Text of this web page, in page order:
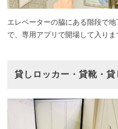
エレベーターの脇にある階段で
で、専用アプリで開場して入りま
貸しロッカー・貸靴・貸